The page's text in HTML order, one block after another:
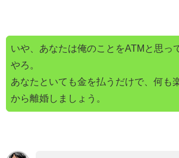
いや、あなたは俺のことをATMと思っ
やろ。
あなたといても金を払うだけで、何も
から離婚しましょう。